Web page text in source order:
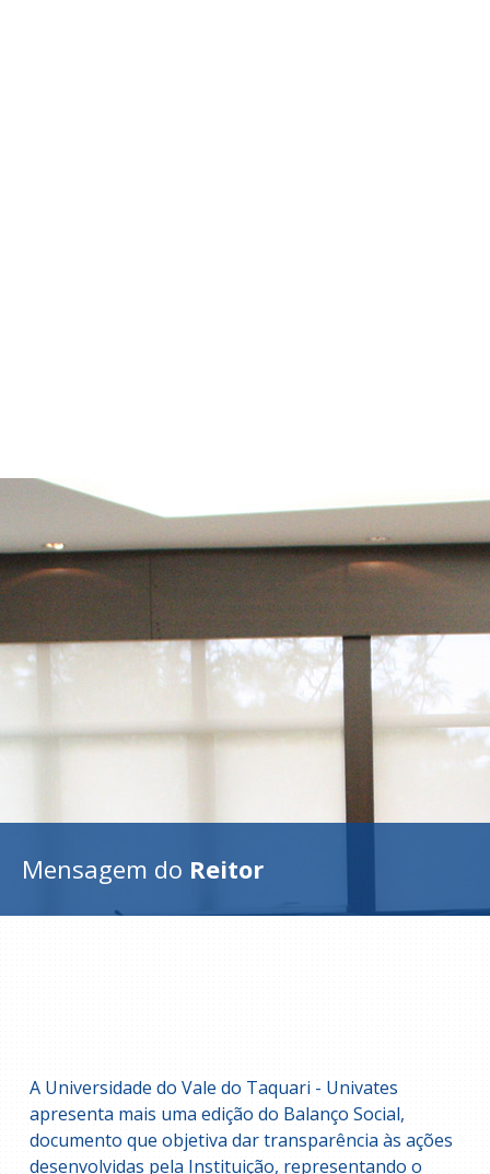
Mensagem do Reitor
A Universidade do Vale do Taquari - Univates
apresenta mais uma edição do Balanço Social,
documento que objetiva dar transparência às ações
desenvolvidas pela Instituição, representando o